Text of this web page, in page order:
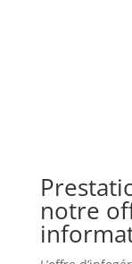
notre